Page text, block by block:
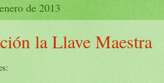
de 2013
la Llave Maestra